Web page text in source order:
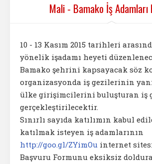
Mali - Bamako İş Adamları
10 - 13 Kasım 2015 tarihleri
yönelik işadamı heyeti
Bamako şehrini kapsayacak söz
organizasyonda iş gezilerinin
ülke girişimcilerini buluşturan iş
gerçekleştirilecektir.
Sınırlı sayıda katılımın kabul
katılmak isteyen iş adamlarının
http://goo.gl/ZYimOu internet
Başvuru Formunu eksiksiz